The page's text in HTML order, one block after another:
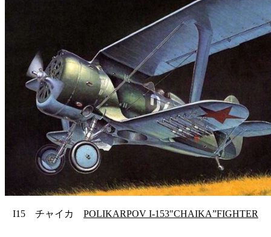
I15 チャイカ POLIKARPOV I-153″CHAIKA”FIGHTER